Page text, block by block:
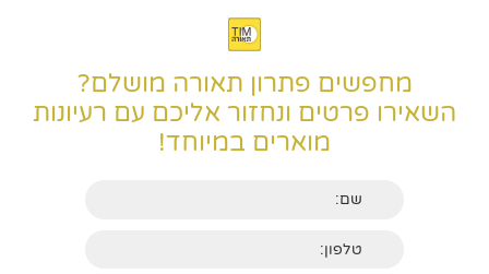
מחפשים פתרון תאורה מושלם?
השאירו פרטים ונחזור אליכם עם רעיונות
מוארים במיוחד!